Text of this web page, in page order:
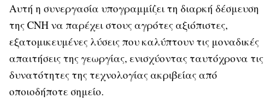
Αυτή η συνεργασία υπογραμμίζει τη διαρκή δέσμευση
της CNH να παρέχει στους αγρότες αξιόπιστες,
εξατομικευμένες λύσεις που καλύπτουν τις μοναδικές
απαιτήσεις της γεωργίας, ενισχύοντας ταυτόχρονα τις
δυνατότητες της τεχνολογίας ακριβείας από
οποιοδήποτε σημείο.